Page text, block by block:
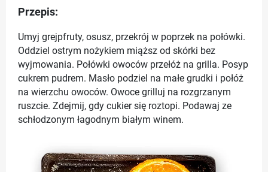
Przepis:
Umyj grejpfruty, osusz, przekrój w poprzek na połówki.
Oddziel ostrym nożykiem miąższ od skórki bez
wyjmowania. Połówki owoców przełóż na grilla. Posyp
cukrem pudrem. Masło podziel na małe grudki i połóż
na wierzchu owoców. Owoce grilluj na rozgrzanym
ruszcie. Zdejmij, gdy cukier się roztopi. Podawaj ze
schłodzonym łagodnym białym winem.